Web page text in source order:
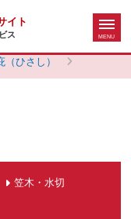
イト
ス
（ひさし）
笠木・水切